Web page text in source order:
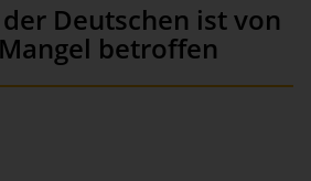
Deutschen ist von
betroffen